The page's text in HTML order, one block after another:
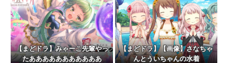
【まどドラ】みゃーこ先輩やっ
たあああああああああああ
【まどドラ】【画像】さなちゃ
んとういちゃんの水着